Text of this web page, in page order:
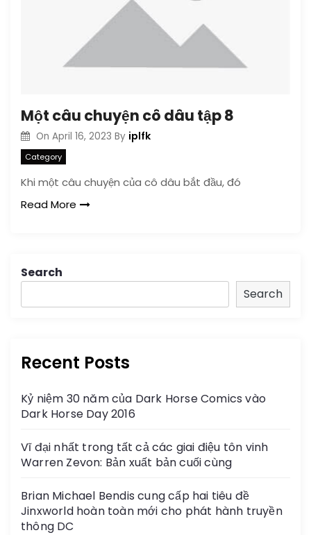
Một câu chuyện cô dâu tập 8
On April 16, 2023 By iplfk
Category
Khi một câu chuyện của cô dâu bắt đầu, đó
Read More
Search
Search
Recent Posts
Kỷ niệm 30 năm của Dark Horse Comics vào
Dark Horse Day 2016
Vĩ đại nhất trong tất cả các giai điệu tôn vinh
Warren Zevon: Bản xuất bản cuối cùng
Brian Michael Bendis cung cấp hai tiêu đề
Jinxworld hoàn toàn mới cho phát hành truyền
thông DC